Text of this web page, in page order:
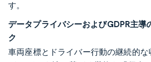
す。
データプライバシーおよびGDPR主導
ク
車両座標とドライバー行動の継続的な